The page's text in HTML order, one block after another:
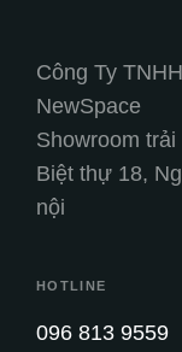
Công Ty
NewSpace
Showroom
Biệt thự 18,
nội
HOTLINE
096 813 9559